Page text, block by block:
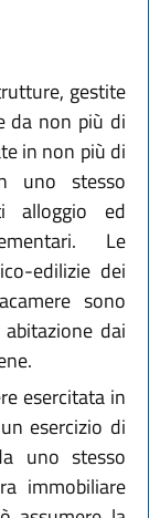
gestite
da non più di
in non più di
uno stesso
alloggio ed
Le
edilizie dei
sono
dai
esercitata in
esercizio di
uno stesso
immobiliare